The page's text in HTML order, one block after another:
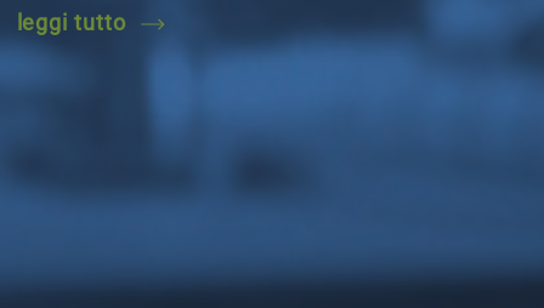
leggi tutto verso einstein telescope